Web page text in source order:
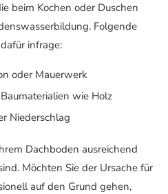
beim Kochen oder Duschen
Folgende
infrage:
oder Mauerwerk
wie Holz
Niederschlag
Dachboden ausreichend
Möchten Sie der Ursache für
auf den Grund gehen,